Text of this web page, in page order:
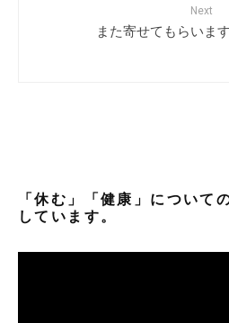
Next
また寄せてもらいま
「休む」「健康」について
しています。